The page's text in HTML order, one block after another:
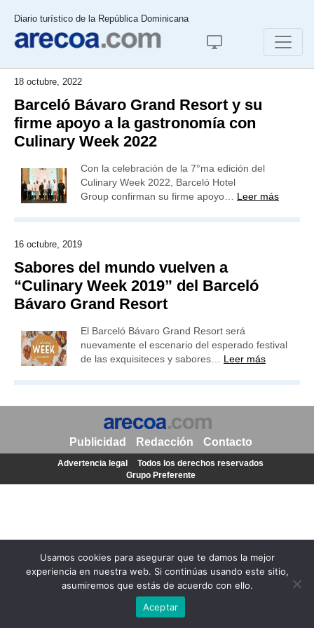
Diario turístico de la República Dominicana
18 octubre, 2022
Barceló Bávaro Grand Resort y su
firme apoyo a la gastronomía con
Culinary Week 2022
Con la celebración de la 7°ma edición del
Culinary Week 2022, Barceló Hotel
Group confirman su firme apoyo… Leer más
16 octubre, 2019
Sabores del mundo vuelven a
“Culinary Week 2019” del Barceló
Bávaro Grand Resort
El Barceló Bávaro Grand Resort será
nuevamente el escenario del esperado festival
de las exquisiteces y sabores… Leer más
Usamos cookies para asegurar que te damos la mejor
experiencia en nuestra web. Si continúas usando este sitio,
asumiremos que estás de acuerdo con ello.
Aceptar
Publicidad Redacción Contacto
Advertencia legal
Todos los derechos reservados
Grupo Preferente